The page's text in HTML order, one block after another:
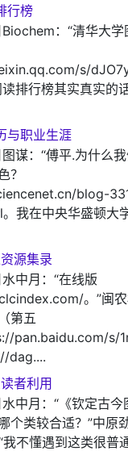
行榜
Biochem：“清华大
s/
排行榜其实真实的
与职业生涯
图谋：“傅平.为什么
？
blog-
我在中央华盛顿大
源集录
水中月：“在线版
。”闽农
第五
pan.baidu.com/s/
dag....
者利用
水中月：“《钦定古
个类较合适？”中原
我不懂遇到这类很普